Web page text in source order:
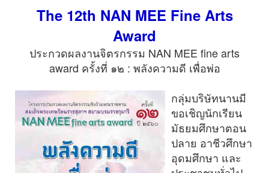
The 12th NAN MEE Fine Arts
Award
ประกวดผลงานจิตรกรรม NAN MEE fine arts
award ครั้งที่ ๑๒ : พลังความดี เพื่อพ่อ
กลุ่มบริษัทนานมี
ขอเชิญนักเรียน
มัธยมศึกษาตอน
ปลาย อาชีวศึกษา
อุดมศึกษา และ